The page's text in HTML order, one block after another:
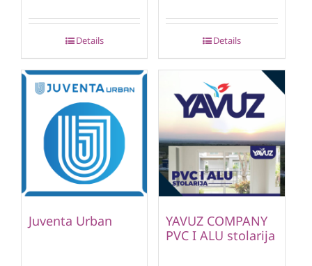
Details Details
Juventa Urban
YAVUZ COMPANY
PVC I ALU stolarija